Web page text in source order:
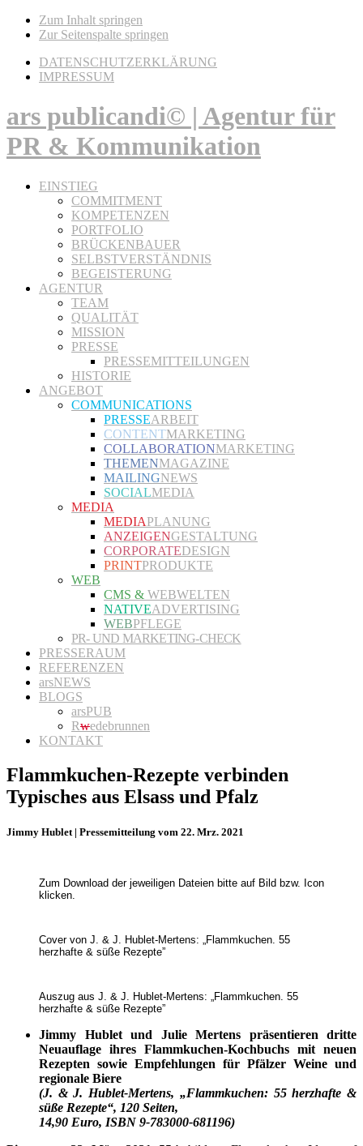
Zum Inhalt springen
Zur Seitenspalte springen
DATENSCHUTZERKLÄRUNG
IMPRESSUM
ars publicandi© | Agentur für
PR & Kommunikation
EINSTIEG
COMMITMENT
KOMPETENZEN
PORTFOLIO
BRÜCKENBAUER
SELBSTVERSTÄNDNIS
BEGEISTERUNG
AGENTUR
TEAM
QUALITÄT
MISSION
PRESSE
PRESSEMITTEILUNGEN
HISTORIE
ANGEBOT
COMMUNICATIONS
PRESSEARBEIT
CONTENTMARKETING
COLLABORATIONMARKETING
THEMENMAGAZINE
MAILINGNEWS
SOCIALMEDIA
MEDIA
MEDIAPLANUNG
ANZEIGENGESTALTUNG
CORPORATEDESIGN
PRINTPRODUKTE
WEB
CMS & WEBWELTEN
NATIVEADVERTISING
WEBPFLEGE
PR- UND MARKETING-CHECK
PRESSERAUM
REFERENZEN
arsNEWS
BLOGS
arsPUB
Rwedebrunnen
KONTAKT
Flammkuchen-Rezepte verbinden
Typisches aus Elsass und Pfalz
Jimmy Hublet | Pressemitteilung vom 22. Mrz. 2021
Zum Download der jeweiligen Dateien bitte auf Bild bzw. Icon
klicken.
Cover von J. & J. Hublet-Mertens: „Flammkuchen. 55
herzhafte & süße Rezepte”
Auszug aus J. & J. Hublet-Mertens: „Flammkuchen. 55
herzhafte & süße Rezepte”
Jimmy Hublet und Julie Mertens präsentieren dritte
Neuauflage ihres Flammkuchen-Kochbuchs mit neuen
Rezepten sowie Empfehlungen für Pfälzer Weine und
regionale Biere
(J. & J. Hublet-Mertens, „Flammkuchen: 55 herzhafte &
süße Rezepte“, 120 Seiten,
14,90 Euro, ISBN 9-783000-681196)